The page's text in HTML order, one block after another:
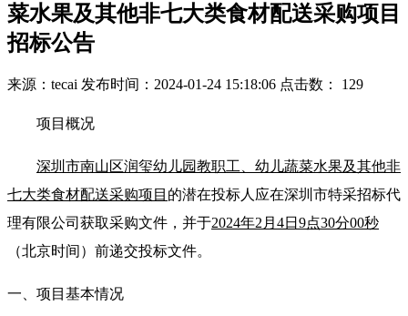
菜水果及其他非七大类食材配送采购项目
招标公告
来源：tecai 发布时间：2024-01-24 15:18:06 点击数： 129
项目概况
深圳市南山区润玺幼儿园教职工、幼儿蔬菜水果及其他非
七大类食材配送采购项目 的潜在投标人应在深圳市特采招标代
理有限公司获取采购文件，并于2024年2月4日9点30分00秒
（北京时间）前递交投标文件。
一、项目基本情况